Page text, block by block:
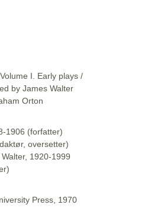
I. Early plays /
by James Walter
Orton
1906 (forfatter)
oversetter)
1920-1999
Press, 1970